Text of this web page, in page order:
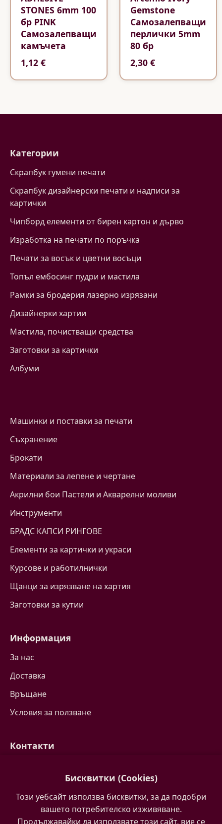
STONES 6mm 100
бр PINK
Самозалепващи
камъчета
1,12 €
Gemstone
Самозалепващи
перлички 5mm
80 бр
2,30 €
Категории
Скрапбук гумени печати
Скрапбук дизайнерски печати и надписи за
картички
Чипборд елементи от бирен картон и дърво
Изработка на печати по поръчка
Печати за восък и цветни восъци
Топъл ембосинг пудри и мастила
Рамки за бродерия лазерно изрязани
Дизайнерки хартии
Mастила, почистващи средства
Заготовки за картички
Албуми
Машинки и поставки за печати
Съхранение
Брокати
Материали за лепене и чертане
Акрилни бои Пастели и Акварелни моливи
Инструменти
БРАДС КАПСИ РИНГОВЕ
Eлементи за картички и украси
Курсове и работилнички
Щанци за изрязване на хартия
Заготовки за кутии
Информация
За нас
Доставка
Връщане
Условия за ползване
Контакти
Често задавани въпроси
Партньори
Бисквитки (Cookies)
Този уебсайт използва бисквитки, за да подобри
вашето потребителско изживяване.
Продължавайки да използвате този сайт, вие се